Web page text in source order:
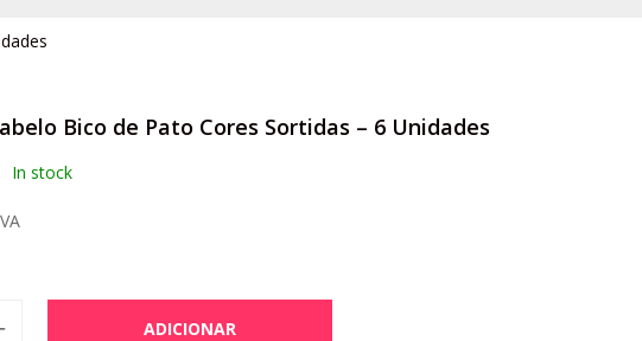
Bico de Pato Cores Sortidas – 6 Unidades
In stock
ADICIONAR